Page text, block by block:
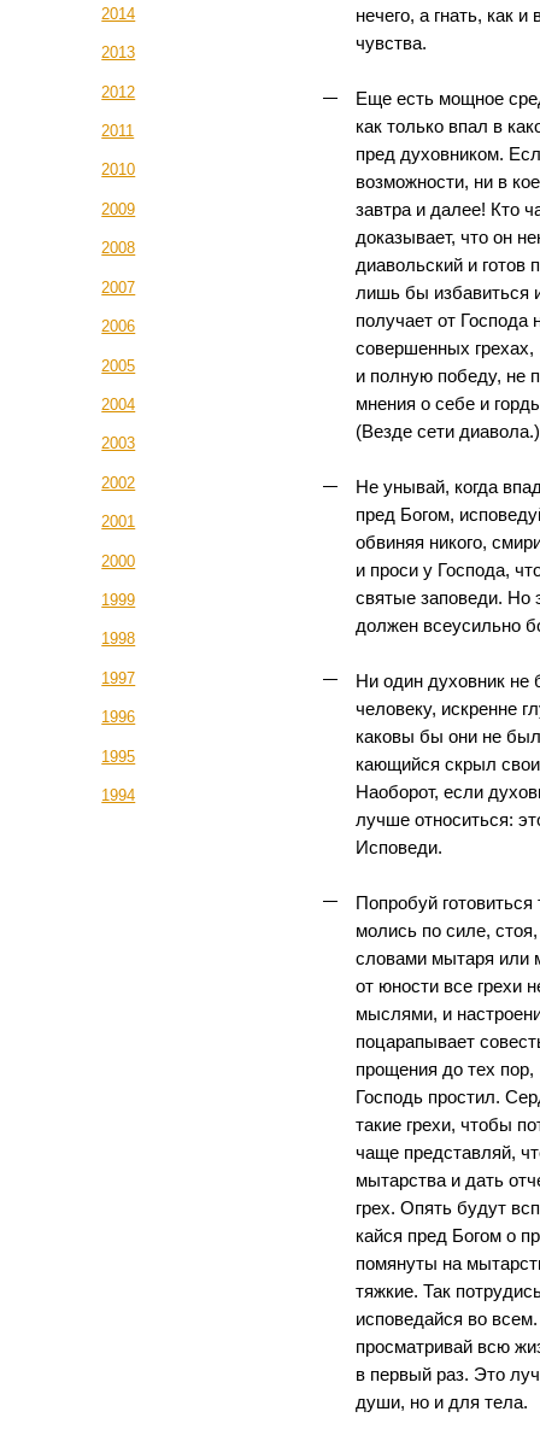
2014
2013
2012
2011
2010
2009
2008
2007
2006
2005
2004
2003
2002
2001
2000
1999
1998
1997
1996
1995
1994
нечего, а гнать, как
чувства.
Еще есть мощное
как только впал в
пред духовником.
возможности, ни в
завтра и далее! Кто
доказывает, что он
диавольский и готов
лишь бы избавиться
получает от Господа
совершенных
и полную победу, не
мнения о себе и
(Везде сети диавола.)
Не унывай, когда
пред Богом,
обвиняя никого,
и проси у Господа,
святые заповеди. Но
должен всеусильно
Ни один духовник не
человеку, искренне
каковы бы они не
кающийся скрыл
Наоборот, если
лучше относиться:
Исповеди.
Попробуй
молись по силе,
словами мытаря или
от юности все грехи
мыслями, и
поцарапывает
прощения до тех пор,
Господь простил.
такие грехи, чтобы
чаще представляй,
мытарства и дать
грех. Опять будут
кайся пред Богом о
помянуты на
тяжкие. Так
исповедайся во
просматривай всю
в первый раз. Это
души, но и для тела.